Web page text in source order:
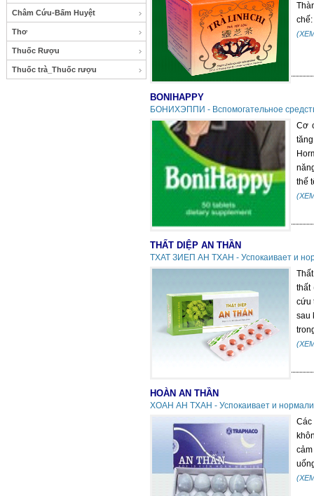
Châm Cứu-Bấm Huyệt
Thơ
Thuốc Rượu
Thuốc trà_Thuốc rượu
BONIHAPPY
БОНИХЭППИ - Вспомогательное
Cơ
thế
THẤT DIỆP AN THẦN
ТХАТ ЗИЕП АН ТХАН - Успокаивает и
thất
cứu
sau
HOÀN AN THẦN
ХОАН АН ТХАН - Успокаивает и